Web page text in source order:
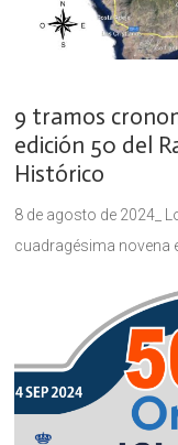
9 tramos
edición 50 del
Histórico
8 de agosto de 2024_
cuadragésima novena